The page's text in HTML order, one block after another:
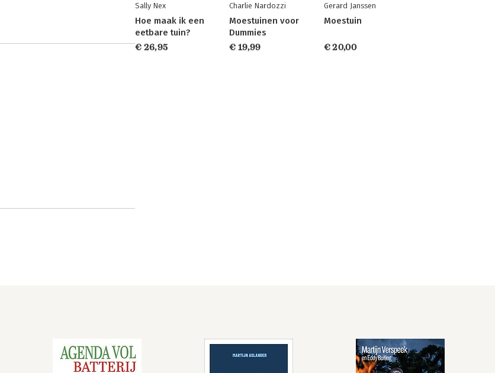
Sally Nex
Hoe maak ik een
eetbare tuin?
€ 26,95
Charlie Nardozzi
Moestuinen voor
Dummies
€ 19,99
Gerard Janssen
Moestuin
€ 20,00